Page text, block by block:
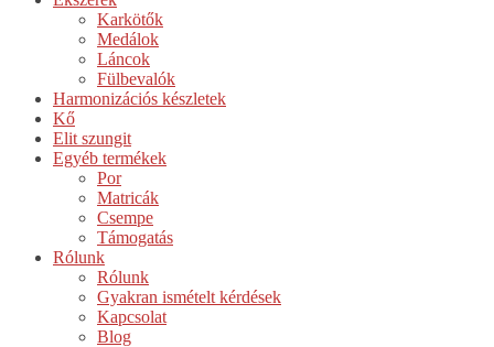
Karkötők
Medálok
Láncok
Fülbevalók
Harmonizációs készletek
Kő
Elit szungit
Egyéb termékek
Por
Matricák
Csempe
Támogatás
Rólunk
Rólunk
Gyakran ismételt kérdések
Kapcsolat
Blog